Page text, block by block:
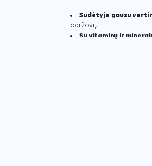
Sudėtyje gausu
daržovių.
Su vitaminų ir